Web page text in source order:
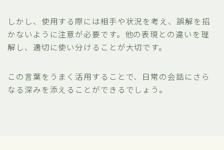
しかし、使用する際には相手や状況を考え、誤解を招
かないように注意が必要です。他の表現との違いを理
解し、適切に使い分けることが大切です。
この言葉をうまく活用することで、日常の会話にさら
なる深みを添えることができるでしょう。